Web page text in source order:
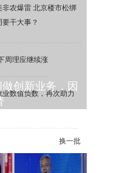
非农爆雷 北京楼市松绑
要干大事？
周理应继续涨
数值负数，再次助力
换一批
创新业务，因